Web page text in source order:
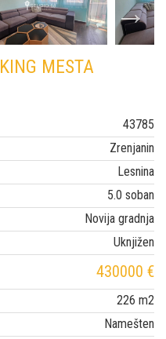
MESTA
43785
Zrenjanin
Lesnina
5.0 soban
Novija gradnja
Uknjižen
430000 €
226 m2
Namešten